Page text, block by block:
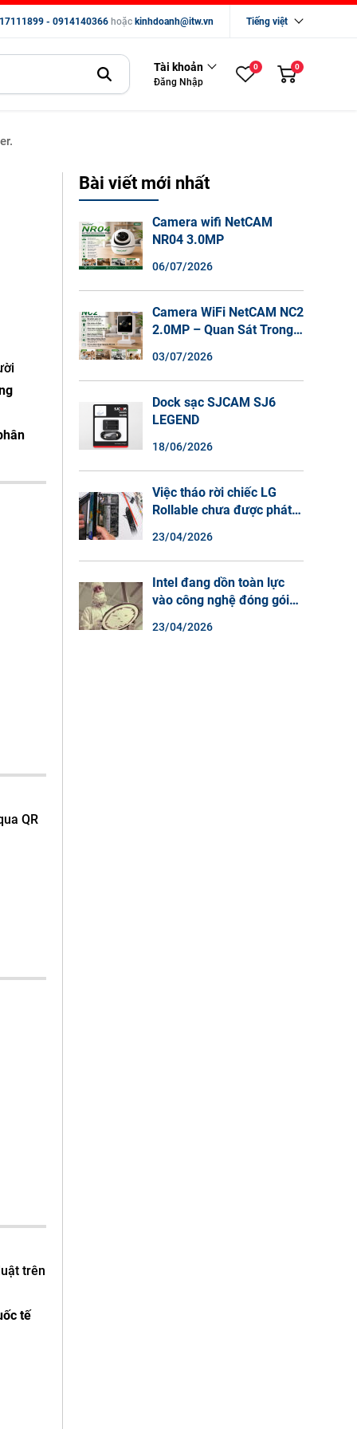
- 0914140366 hoặc kinhdoanh@itw.vn Tiếng việt
Tài khoản
Đăng Nhập
0 0
QR
trên
tế
Bài viết mới nhất
Camera wifi NetCAM
NR04 3.0MP
06/07/2026
Camera WiFi NetCAM NC2
2.0MP – Quan Sát Trong
Màu Ban Đêm, Đàm Thoại
2 Chiều
03/07/2026
Dock sạc SJCAM SJ6
LEGEND
18/06/2026
Việc tháo rời chiếc LG
Rollable chưa được phát
sao điện thoại màn hình
cuộn không phải là một xu
hướng.
23/04/2026
Intel đang dồn toàn lực
vào công nghệ đóng gói
23/04/2026